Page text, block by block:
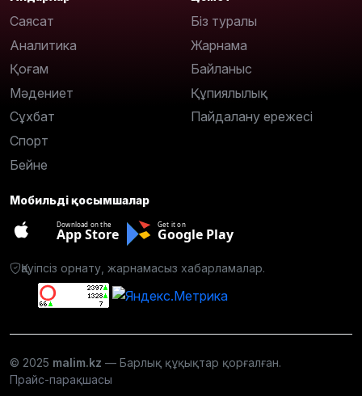
Саясат
Аналитика
Қоғам
Мәдениет
Сұхбат
Спорт
Бейне
Біз туралы
Жарнама
Байланыс
Құпиялылық
Пайдалану ережесі
Мобильді қосымшалар
Download on the
App Store
Get it on
Google Play
Қауіпсіз орнату, жарнамасыз хабарламалар.
© 2025 malim.kz — Барлық құқықтар қорғалған.
Прайс-парақшасы